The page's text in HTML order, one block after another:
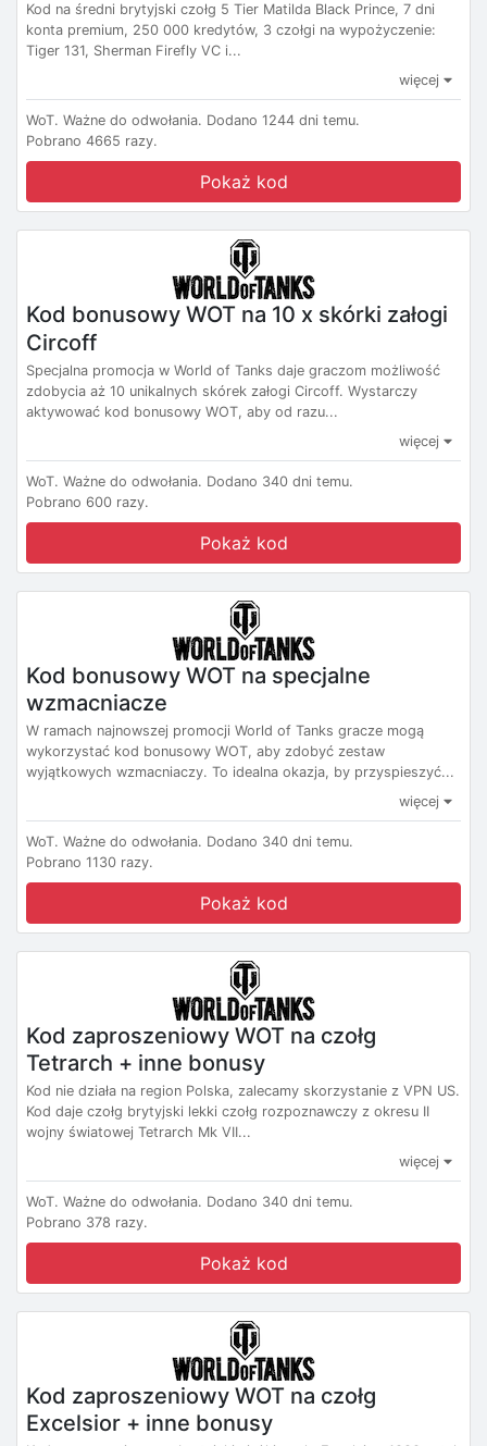
Kod na średni brytyjski czołg 5 Tier Matilda Black Prince, 7 dni
konta premium, 250 000 kredytów, 3 czołgi na wypożyczenie:
Tiger 131, Sherman Firefly VC i...
więcej
WoT. Ważne do odwołania. Dodano 1244 dni temu.
Pobrano 4665 razy.
Pokaż kod
Kod bonusowy WOT na 10 x skórki załogi
Circoff
Specjalna promocja w World of Tanks daje graczom możliwość
zdobycia aż 10 unikalnych skórek załogi Circoff. Wystarczy
aktywować kod bonusowy WOT, aby od razu...
więcej
WoT. Ważne do odwołania. Dodano 340 dni temu.
Pobrano 600 razy.
Pokaż kod
Kod bonusowy WOT na specjalne
wzmacniacze
W ramach najnowszej promocji World of Tanks gracze mogą
wykorzystać kod bonusowy WOT, aby zdobyć zestaw
wyjątkowych wzmacniaczy. To idealna okazja, by przyspieszyć...
więcej
WoT. Ważne do odwołania. Dodano 340 dni temu.
Pobrano 1130 razy.
Pokaż kod
Kod zaproszeniowy WOT na czołg
Tetrarch + inne bonusy
Kod nie działa na region Polska, zalecamy skorzystanie z VPN US.
Kod daje czołg brytyjski lekki czołg rozpoznawczy z okresu II
wojny światowej Tetrarch Mk VII...
więcej
WoT. Ważne do odwołania. Dodano 340 dni temu.
Pobrano 378 razy.
Pokaż kod
Kod zaproszeniowy WOT na czołg
Excelsior + inne bonusy